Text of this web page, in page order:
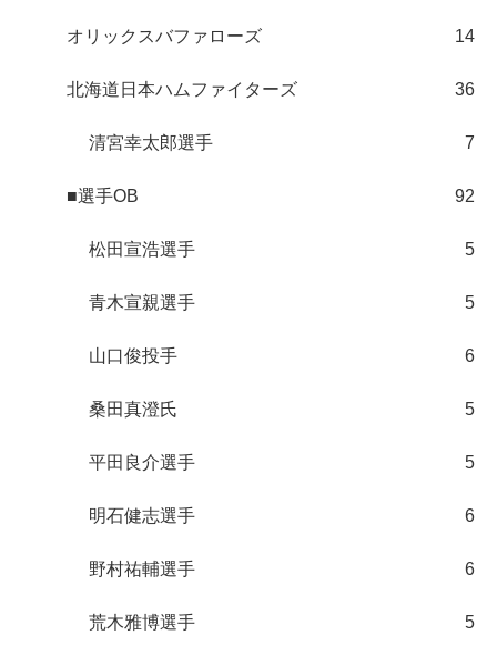
オリックスバファローズ 14
北海道日本ハムファイターズ 36
清宮幸太郎選手 7
■選手OB 92
松田宣浩選手 5
青木宣親選手 5
山口俊投手 6
桑田真澄氏 5
平田良介選手 5
明石健志選手 6
野村祐輔選手 6
荒木雅博選手 5